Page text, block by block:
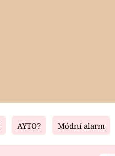
Living
AYTO? Módní alarm